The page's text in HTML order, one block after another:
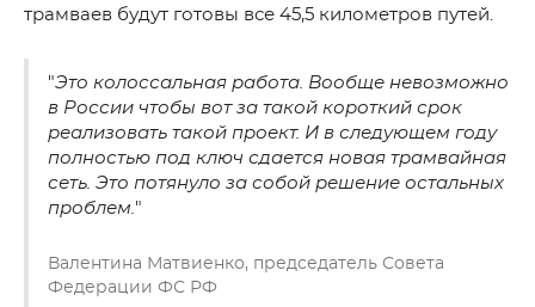
трамваев будут готовы все 45,5 километров путей.
"Это колоссальная работа. Вообще невозможно
в России чтобы вот за такой короткий срок
реализовать такой проект. И в следующем году
полностью под ключ сдается новая трамвайная
сеть. Это потянуло за собой решение остальных
проблем."
Валентина Матвиенко, председатель Совета
Федерации ФС РФ